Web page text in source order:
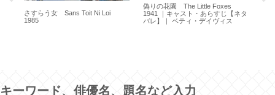
さすらう女 Sans Toit Ni Loi
1985
偽りの花園 The Little Foxes
1941 ｜キャスト・あらすじ【ネタ
バレ】｜ ベティ・デイヴィス
キーワード、俳優名、題名など入力